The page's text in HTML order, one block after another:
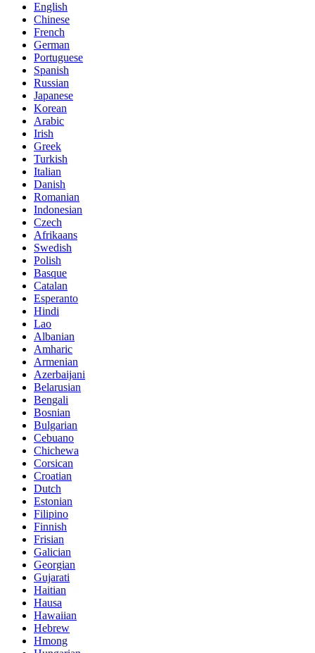
English
Chinese
French
German
Portuguese
Spanish
Russian
Japanese
Korean
Arabic
Irish
Greek
Turkish
Italian
Danish
Romanian
Indonesian
Czech
Afrikaans
Swedish
Polish
Basque
Catalan
Esperanto
Hindi
Lao
Albanian
Amharic
Armenian
Azerbaijani
Belarusian
Bengali
Bosnian
Bulgarian
Cebuano
Chichewa
Corsican
Croatian
Dutch
Estonian
Filipino
Finnish
Frisian
Galician
Georgian
Gujarati
Haitian
Hausa
Hawaiian
Hebrew
Hmong